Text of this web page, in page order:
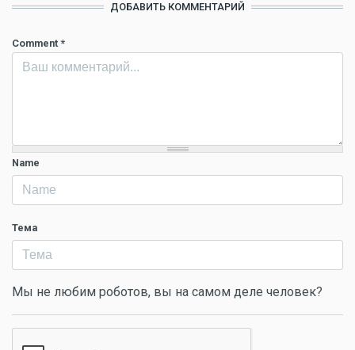
ДОБАВИТЬ КОММЕНТАРИЙ
Comment *
Name
Тема
Мы не любим роботов, вы на самом деле человек?